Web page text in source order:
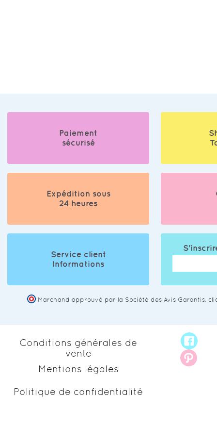
Paiement
sécurisé
Expédition sous
24 heures
Service client
Informations
Marchand approuvé par la Société des Avis Garantis,
Conditions générales de
vente
Mentions légales
Politique de confidentialité